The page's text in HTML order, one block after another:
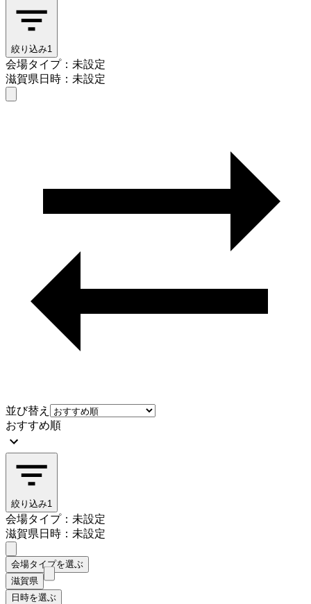
絞り込み1
会場タイプ：未設定
滋賀県日時：未設定
並び替え
おすすめ順
絞り込み1
会場タイプ：未設定
滋賀県日時：未設定
会場タイプを選ぶ
滋賀県
日時を選ぶ